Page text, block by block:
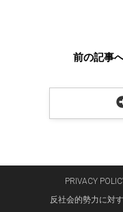
前の記事
PRIVACY
反社会的勢力に対